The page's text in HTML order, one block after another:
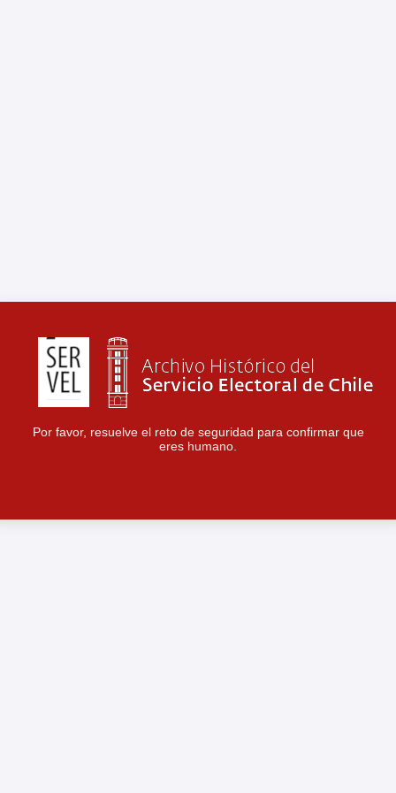
Por favor, resuelve el reto de seguridad para confirmar que
eres humano.